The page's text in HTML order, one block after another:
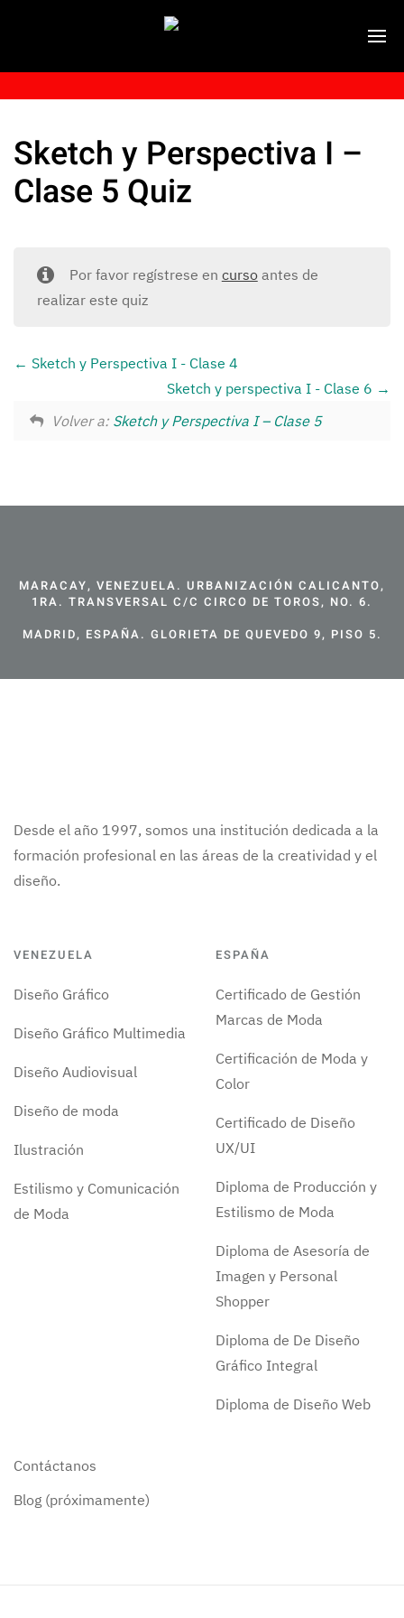
Sketch y Perspectiva I –
Clase 5 Quiz
Por favor regístrese en cursoantes de
realizar este quiz
Sketch y Perspectiva I - Clase 4
Sketch y perspectiva I - Clase 6
Volver a: Sketch y Perspectiva I – Clase 5
MARACAY, VENEZUELA. URBANIZACIÓN CALICANTO,
1RA. TRANSVERSAL C/C CIRCO DE TOROS, NO. 6.
MADRID, ESPAÑA. GLORIETA DE QUEVEDO 9, PISO 5.
Desde el año 1997, somos una institución dedicada a la
formación profesional en las áreas de la creatividad y el
diseño.
VENEZUELA
Diseño Gráfico
Diseño Gráfico Multimedia
Diseño Audiovisual
Diseño de moda
Ilustración
Estilismo y Comunicación
de Moda
ESPAÑA
Certificado de Gestión
Marcas de Moda
Certificación de Moda y
Color
Certificado de Diseño
UX/UI
Diploma de Producción y
Estilismo de Moda
Diploma de Asesoría de
Imagen y Personal
Shopper
Diploma de De Diseño
Gráfico Integral
Diploma de Diseño Web
Contáctanos
Blog (próximamente)